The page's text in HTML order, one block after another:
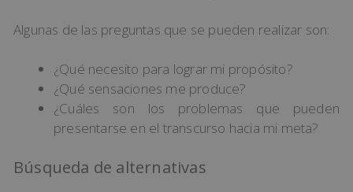
Algunas de las preguntas que se pueden realizar son:
¿Qué necesito para lograr mi propósito?
¿Qué sensaciones me produce?
¿Cuáles son los problemas que pueden
presentarse en el transcurso hacia mi meta?
Búsqueda de alternativas